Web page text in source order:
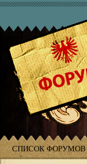
СПИСОК ФОРУМОВ